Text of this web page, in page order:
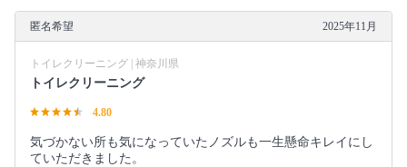
匿名希望 2025年11月
トイレクリーニング | 神奈川県
トイレクリーニング
4.80
気づかない所も気になっていたノズルも一生懸命キレイにし
ていただきました。